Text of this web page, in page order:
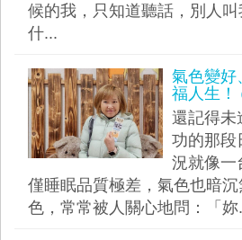
候的我，只知道聽話，別人
什...
氣色變好
福人生！
還記得未
功的那段
況就像一
僅睡眠品質極差，氣色也暗
色，常常被人關心地問：「妳